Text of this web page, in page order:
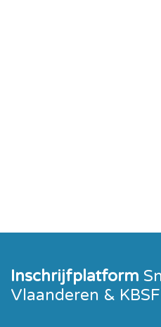
Inschrijfplatform
Vlaanderen & KBSF